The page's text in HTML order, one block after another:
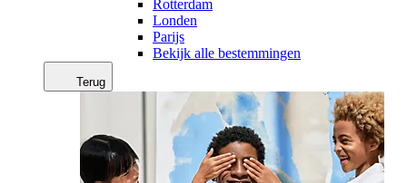
Rotterdam
Londen
Parijs
Bekijk alle bestemmingen
Terug